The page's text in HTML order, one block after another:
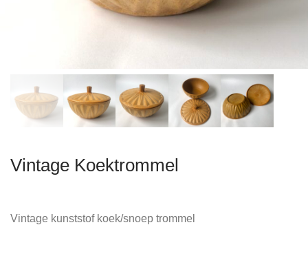
Vintage Koektrommel
Vintage kunststof koek/snoep trommel